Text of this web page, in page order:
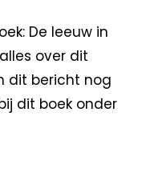
De leeuw in
over dit
dit bericht nog
dit boek onder